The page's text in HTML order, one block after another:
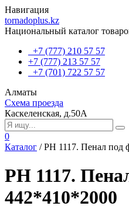
Навигация
tornadoplus.kz
Национальный каталог
+7 (777) 210 57 57
+7 (777) 213 57 57
+7 (701) 722 57 57
Алматы
Схема проезда
Каскеленская, д.50А
0
Каталог /РН 1117. Пенал под
РН 1117.
442*410*2000